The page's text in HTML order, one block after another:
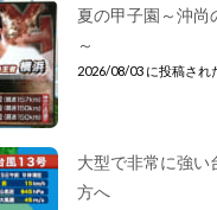
夏の甲子園～沖尚
～
2026/08/03 に投稿され
大型で非常に強
方へ